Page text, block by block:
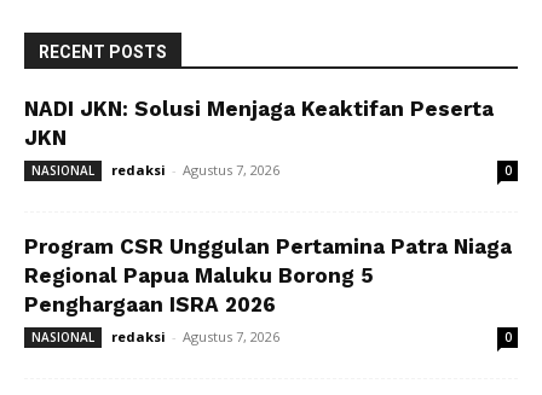
RECENT POSTS
NADI JKN: Solusi Menjaga Keaktifan Peserta
JKN
NASIONAL redaksi - Agustus 7, 2026 0
Program CSR Unggulan Pertamina Patra Niaga
Regional Papua Maluku Borong 5
Penghargaan ISRA 2026
NASIONAL redaksi - Agustus 7, 2026 0